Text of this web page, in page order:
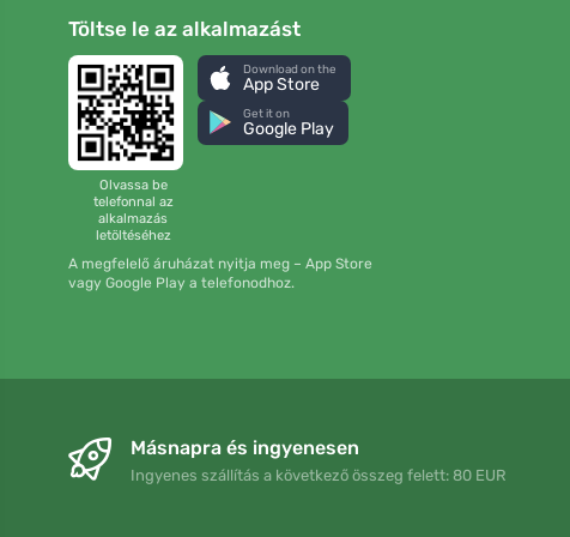
Töltse le az alkalmazást
Olvassa be
telefonnal az
alkalmazás
letöltéséhez
Download on the
App Store
Get it on
Google Play
A megfelelő áruházat nyitja meg – App Store
vagy Google Play a telefonodhoz.
Másnapra és ingyenesen
Ingyenes szállítás a következő összeg felett: 80 EUR